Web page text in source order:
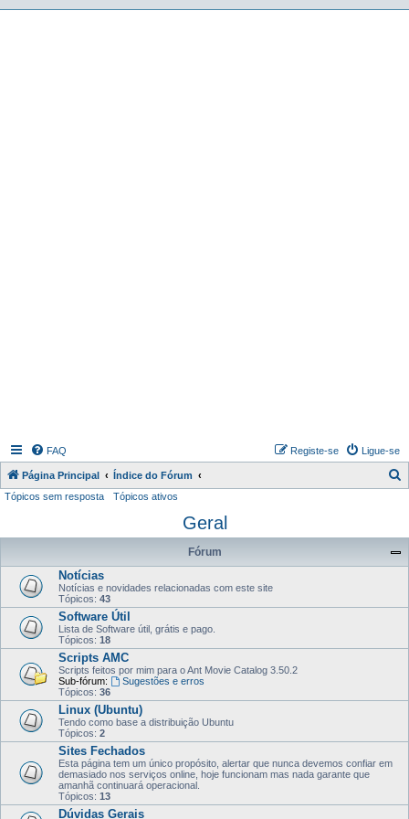
FAQ Ligue-se
Registe-se
Página Principal Índice do Fórum
q
s
r
Tópicos sem resposta Tópicos ativos
Geral
Fórum
Notícias
Notícias e novidades relacionadas com este site
Tópicos: 43
Software Útil
Lista de Software útil, grátis e pago.
Tópicos: 18
Scripts AMC
Scripts feitos por mim para o Ant Movie Catalog 3.50.2
Sub-fórum:
Sugestões e erros
Tópicos: 36
Linux (Ubuntu)
Tendo como base a distribuição Ubuntu
Tópicos: 2
Sites Fechados
Esta página tem um único propósito, alertar que nunca devemos confiar em
demasiado nos serviços online, hoje funcionam mas nada garante que
amanhã continuará operacional.
Tópicos: 13
Dúvidas Gerais